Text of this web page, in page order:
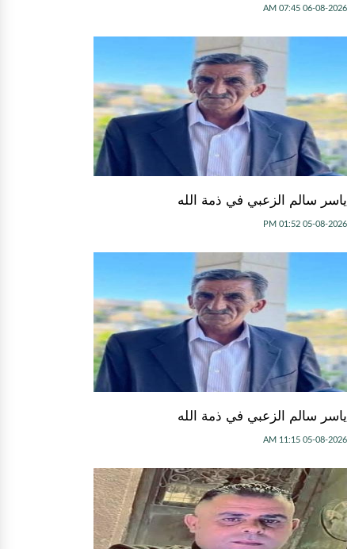
06-08-2026 07:45 AM
ياسر سالم الزعبي في ذمة الله
05-08-2026 01:52 PM
ياسر سالم الزعبي في ذمة الله
05-08-2026 11:15 AM